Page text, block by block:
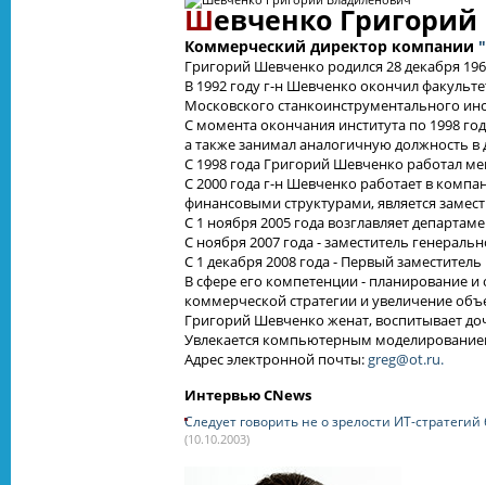
Шевченко
Коммерческий директор компании
Григорий Шевченко родился 28 декабря
В 1992 году г-н Шевченко окончил
Московского станкоинструментального
С момента окончания института по 1998
а также занимал аналогичную должность
С 1998 года Григорий Шевченко работал
С 2000 года г-н Шевченко работает в
финансовыми структурами, является
С 1 ноября 2005 года возглавляет
С ноября 2007 года - заместитель
С 1 декабря 2008 года - Первый
В сфере его компетенции - планирование
коммерческой стратегии и увеличение
Григорий Шевченко женат, воспитывает
Увлекается компьютерным
Адрес электронной почты:greg@ot.ru.
Интервью CNews
Следует говорить не о зрелости ИТ-
(10.10.2003)